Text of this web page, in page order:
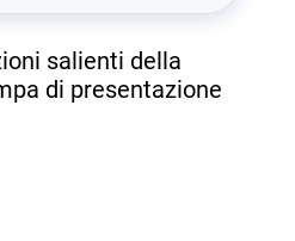
salienti della
di presentazione